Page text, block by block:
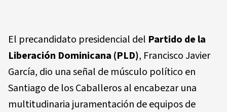
El precandidato presidencial del Partido de la
Liberación Dominicana (PLD), Francisco Javier
García, dio una señal de músculo político en
Santiago de los Caballeros al encabezar una
multitudinaria juramentación de equipos de